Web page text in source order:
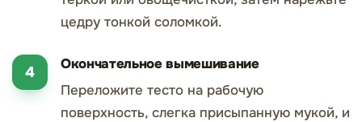
цедру тонкой соломкой.
Окончательное вымешивание
Переложите тесто на рабочую
поверхность, слегка присыпанную мукой, и